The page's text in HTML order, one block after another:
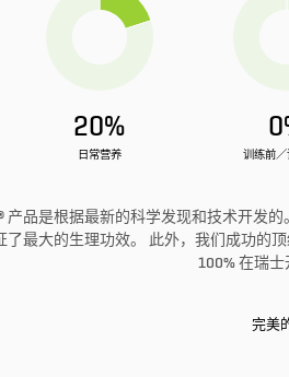
20%
日常营养 训练前／
产品是根据最新的科学发现和技术开发
了最大的生理功效。 此外，我们成功的
100% 在瑞士
完美